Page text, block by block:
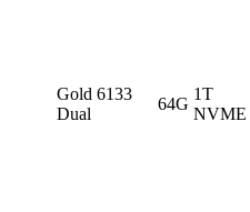
Gold 6133
Dual
64G
1T
NVME